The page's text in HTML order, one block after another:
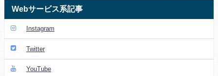
Webサービス系記事
Instagram
Twitter
YouTube